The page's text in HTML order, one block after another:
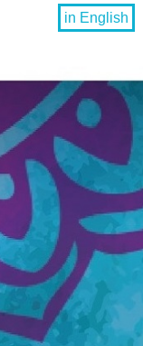
in English